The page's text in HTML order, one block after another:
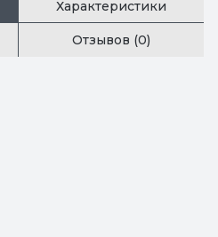
Характеристики
Отзывов (0)